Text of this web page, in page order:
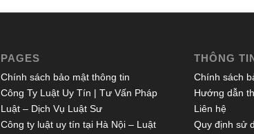
PAGES
Chính sách bảo mật thông tin
Công Ty Luật Uy Tín | Tư Vấn Pháp
Luật – Dịch Vụ Luật Sư
Công ty luật uy tín tại Hà Nội – Luật
THÔNG
Chính sách
Hướng dẫn
Liên hệ
Quy định sử